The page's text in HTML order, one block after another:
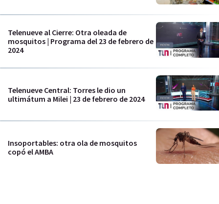
Telenueve al Cierre: Otra oleada de
mosquitos | Programa del 23 de febrero de
2024
Telenueve Central: Torres le dio un
ultimátum a Milei | 23 de febrero de 2024
Insoportables: otra ola de mosquitos
copó el AMBA